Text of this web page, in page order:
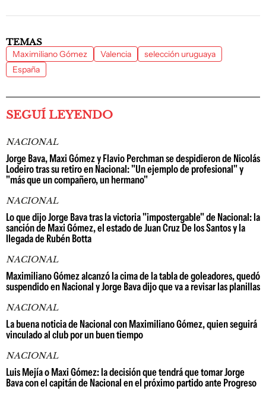
TEMAS
Maximiliano Gómez Valencia
selección uruguaya
España
SEGUÍ LEYENDO
NACIONAL
Jorge Bava, Maxi Gómez y Flavio Perchman se despidieron de Nicolás
Lodeiro tras su retiro en Nacional: "Un ejemplo de profesional" y
"más que un compañero, un hermano"
NACIONAL
Lo que dijo Jorge Bava tras la victoria "impostergable" de Nacional: la
sanción de Maxi Gómez, el estado de Juan Cruz De los Santos y la
llegada de Rubén Botta
NACIONAL
Maximiliano Gómez alcanzó la cima de la tabla de goleadores, quedó
suspendido en Nacional y Jorge Bava dijo que va a revisar las planillas
NACIONAL
La buena noticia de Nacional con Maximiliano Gómez, quien seguirá
vinculado al club por un buen tiempo
NACIONAL
Luis Mejía o Maxi Gómez: la decisión que tendrá que tomar Jorge
Bava con el capitán de Nacional en el próximo partido ante Progreso